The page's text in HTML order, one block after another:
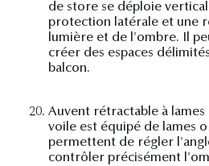
de store se déploie
protection latérale et une
lumière et de l'ombre. Il
créer des espaces
balcon.
20. Auvent rétractable à
voile est équipé de lames
permettent de régler
contrôler précisément